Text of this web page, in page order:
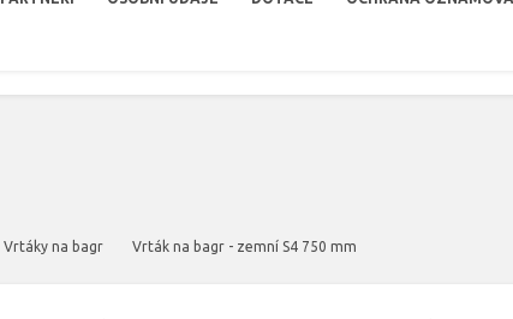
Vrtáky na bagr Vrták na bagr - zemní S4 750 mm